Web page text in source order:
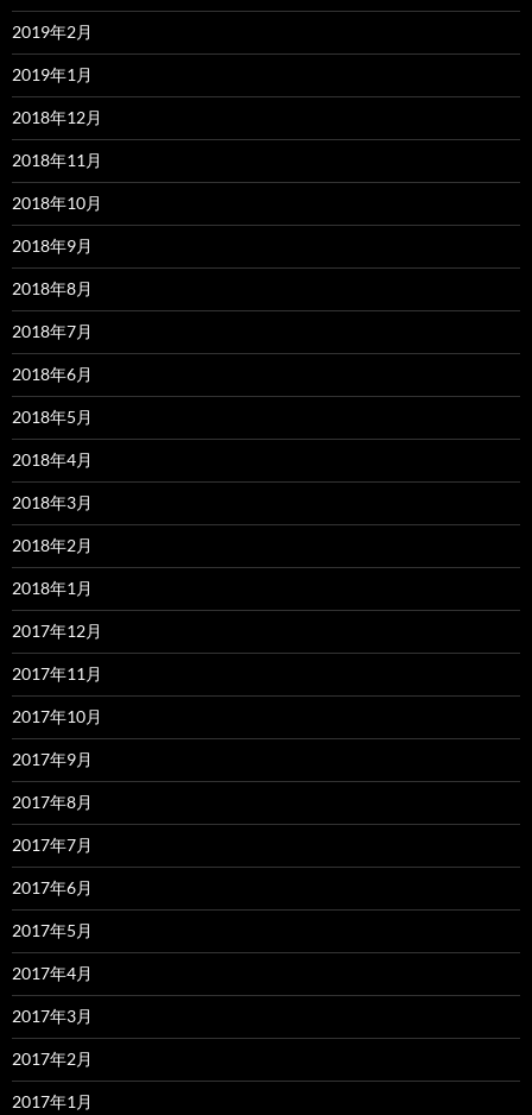
2019年2月
2019年1月
2018年12月
2018年11月
2018年10月
2018年9月
2018年8月
2018年7月
2018年6月
2018年5月
2018年4月
2018年3月
2018年2月
2018年1月
2017年12月
2017年11月
2017年10月
2017年9月
2017年8月
2017年7月
2017年6月
2017年5月
2017年4月
2017年3月
2017年2月
2017年1月